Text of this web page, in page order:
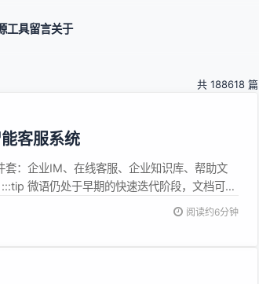
工具留言关于
共 188618 篇
客服系统
：企业IM、在线客服、企业知识库、帮助文
微语仍处于早期的快速迭代阶段，文档可能
布的软件版本为准 ::: 语言 English 中文 介绍
阅读约6分钟